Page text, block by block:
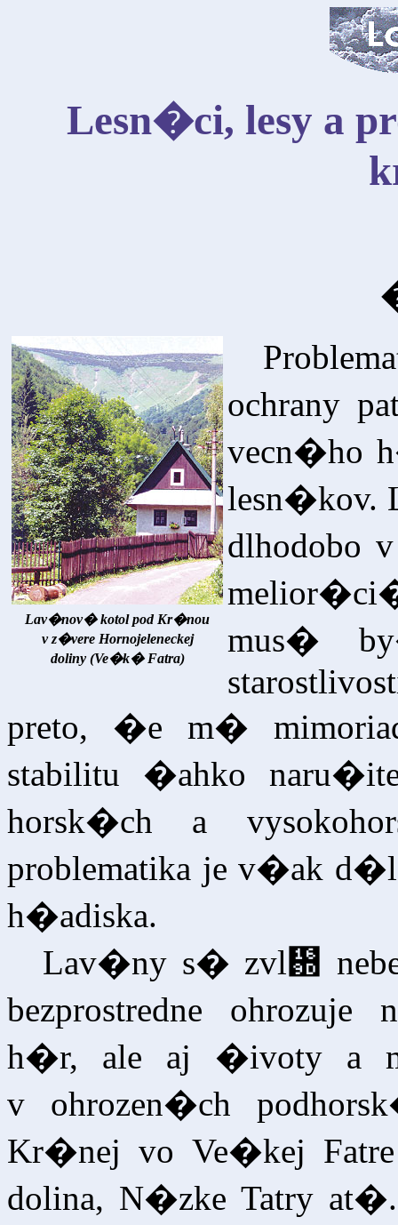
Lesn�ci, lesy a
Lav�nov� kotol pod Kr�nou
v z�vere Hornojeleneckej
doliny (Ve�k� Fatra)
ochrany
vecn�ho
lesn�kov.
dlhodobo
mus�
preto, �e m�
stabilitu �ahko
horsk�ch a
problematika je v�ak
h�adiska.
Lav�ny s� zvl᚝
bezprostredne
h�r, ale aj �ivoty a
v ohrozen�ch
Kr�nej vo Ve�kej
dolina, N�zke Tatry